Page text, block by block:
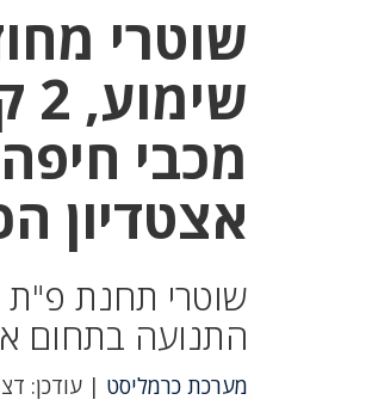
שוטרי
מכבי
אצטדיון
שוטרי תחנת פ"ת
התנועה בתחום
מערכת כרמליסט | עודכן: דצמבר